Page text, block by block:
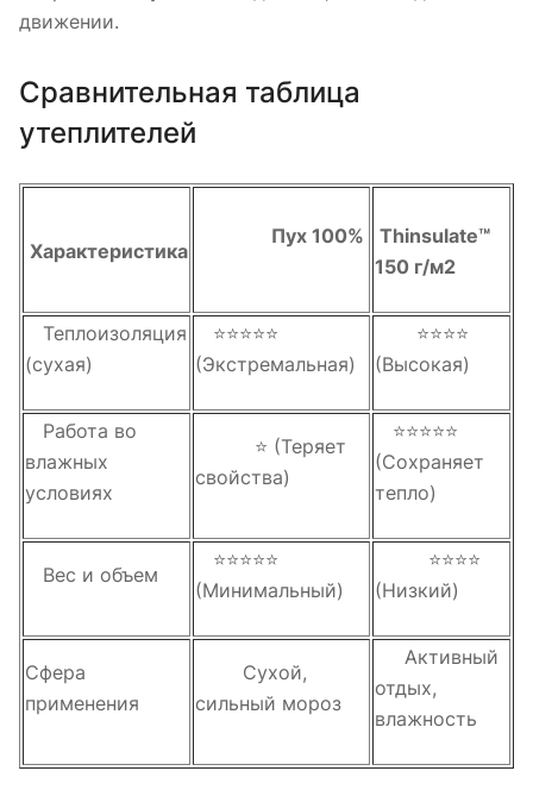
движении.
Сравнительная таблица
утеплителей
Характеристика
Пух 100%
Thinsulate™
150 г/м2
Теплоизоляция
(сухая)
⭐⭐⭐⭐⭐
(Экстремальная)
⭐⭐⭐⭐
(Высокая)
Работа во
влажных
условиях
⭐ (Теряет
свойства)
⭐⭐⭐⭐⭐
(Сохраняет
тепло)
Вес и объем
⭐⭐⭐⭐⭐
(Минимальный)
⭐⭐⭐⭐
(Низкий)
Сфера
применения
Сухой,
сильный мороз
Активный
отдых,
влажность